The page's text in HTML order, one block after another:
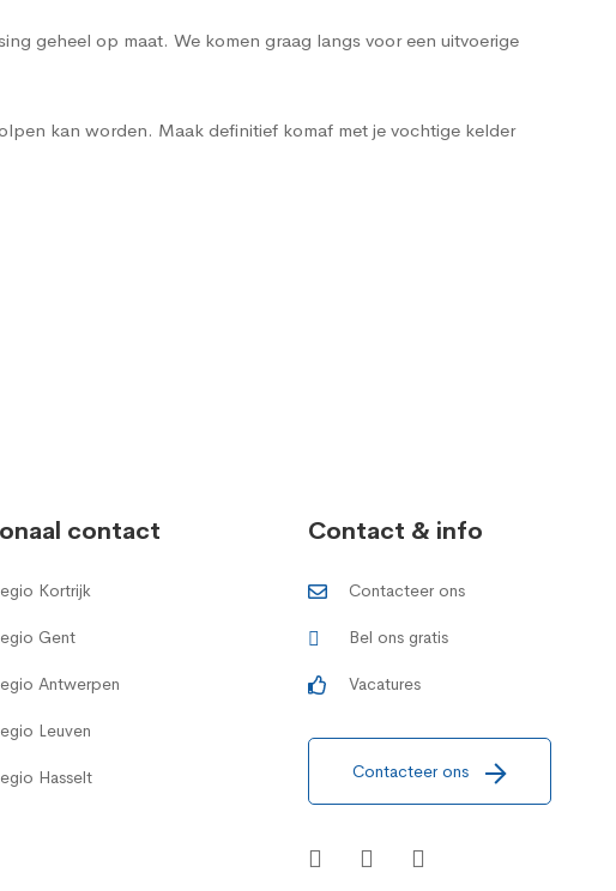
geheel op maat. We komen graag langs voor een uitvoerige
kan worden. Maak definitief komaf met je vochtige kelder
contact
Kortrijk
Gent
Antwerpen
Leuven
Hasselt
Contact & info
Contacteer ons
Bel ons gratis
Vacatures
Contacteer ons